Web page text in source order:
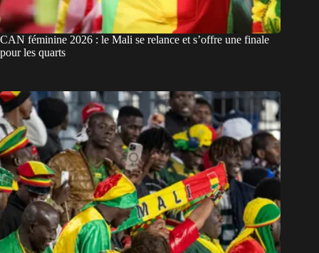
CAN féminine 2026 : le Mali se relance et s’offre une finale
pour les quarts